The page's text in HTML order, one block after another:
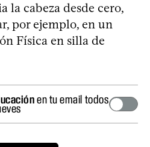
la cabeza desde cero,
por ejemplo, en un
Física en silla de
en tu email todos